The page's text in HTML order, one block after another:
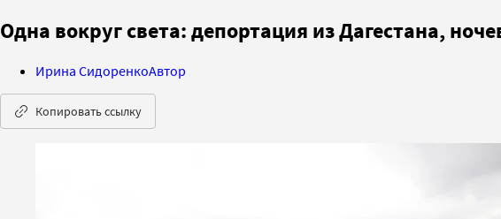
Одна вокруг света: депортация из Дагестана,
Ирина СидоренкоАвтор
Копировать ссылку